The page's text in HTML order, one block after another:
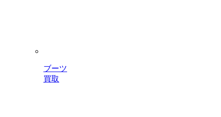
ブーツ
買取